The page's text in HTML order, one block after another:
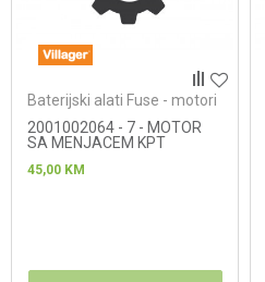
Baterijski alati Fuse - motori
2001002064 - 7 - MOTOR
SA MENJACEM KPT
45,00 KM